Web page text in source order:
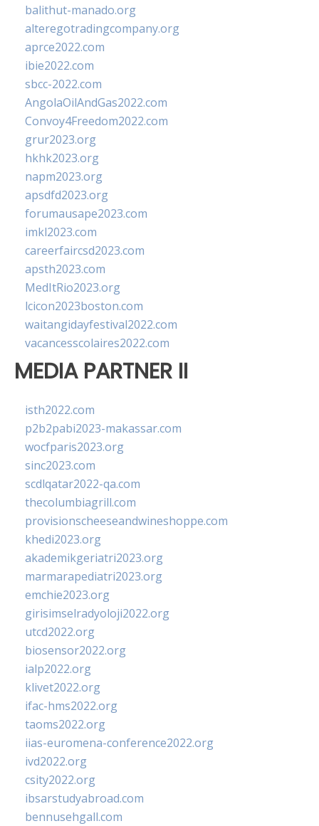
balithut-manado.org
alteregotradingcompany.org
aprce2022.com
ibie2022.com
sbcc-2022.com
AngolaOilAndGas2022.com
Convoy4Freedom2022.com
grur2023.org
hkhk2023.org
napm2023.org
apsdfd2023.org
forumausape2023.com
imkl2023.com
careerfaircsd2023.com
apsth2023.com
MedItRio2023.org
lcicon2023boston.com
waitangidayfestival2022.com
vacancesscolaires2022.com
MEDIA PARTNER II
isth2022.com
p2b2pabi2023-makassar.com
wocfparis2023.org
sinc2023.com
scdlqatar2022-qa.com
thecolumbiagrill.com
provisionscheeseandwineshoppe.com
khedi2023.org
akademikgeriatri2023.org
marmarapediatri2023.org
emchie2023.org
girisimselradyoloji2022.org
utcd2022.org
biosensor2022.org
ialp2022.org
klivet2022.org
ifac-hms2022.org
taoms2022.org
iias-euromena-conference2022.org
ivd2022.org
csity2022.org
ibsarstudyabroad.com
bennusehgall.com